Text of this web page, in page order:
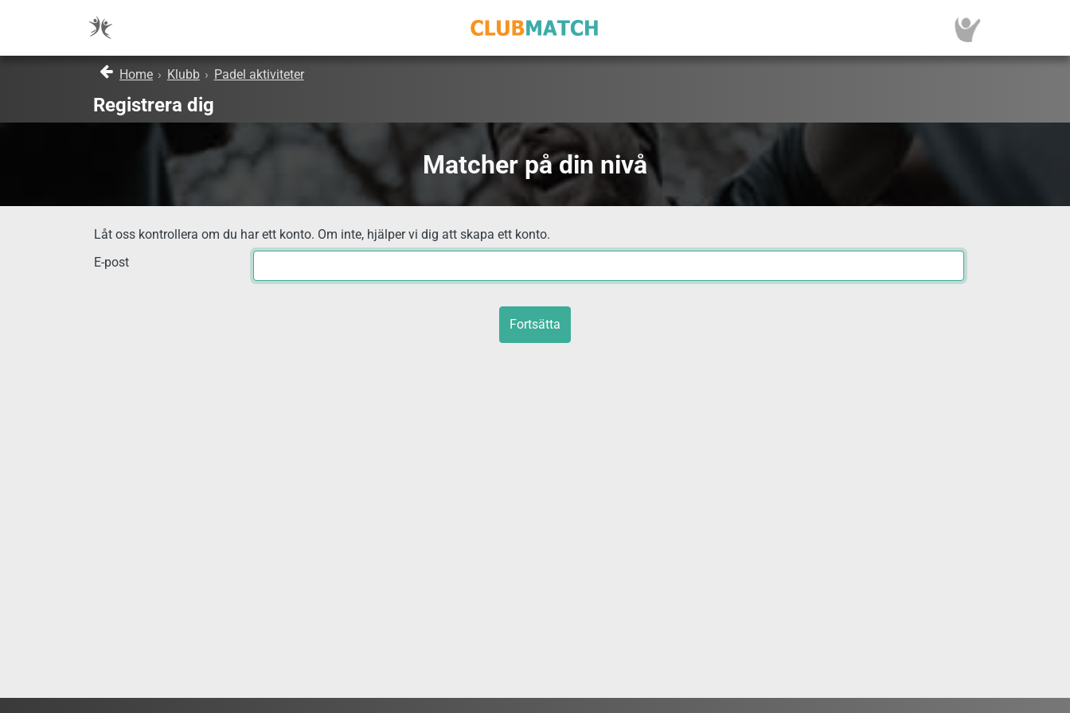
Home › Klubb › Padel aktiviteter
Registrera dig
Matcher på din nivå
Låt oss kontrollera om du har ett konto. Om inte, hjälper vi dig att skapa ett konto.
E-post
Fortsätta